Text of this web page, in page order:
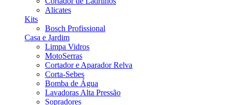
Alicates
Kits
Bosch Profissional
Casa e Jardim
Limpa Vidros
MotoSerras
Cortador e Aparador Relva
Corta-Sebes
Bomba de Água
Lavadoras Alta Pressão
Sopradores